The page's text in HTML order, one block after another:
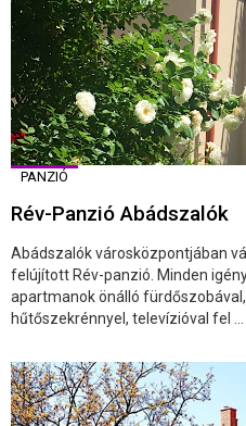
PANZIÓ
Rév-Panzió Abádszalók
Abádszalók városközpontjában
felújított Rév-panzió. Minden
apartmanok önálló
hűtőszekrénnyel, televízióval fel ...